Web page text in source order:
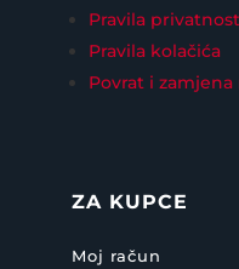
Pravila
Pravila kolačića
Povrat i zamjena
ZA KUPCE
Moj račun